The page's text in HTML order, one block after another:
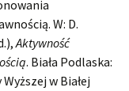
W: D.
Aktywność
. Biała Podlaska:
w Białej